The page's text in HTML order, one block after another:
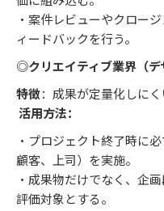
・案件レビューやクロー
ィードバックを行う。
◎クリエイティブ業界（
特徴：成果が定量化しに
活用方法：
・プロジェクト終了時に
顧客、上司）を実施。
・成果物だけでなく、企
評価対象とする。